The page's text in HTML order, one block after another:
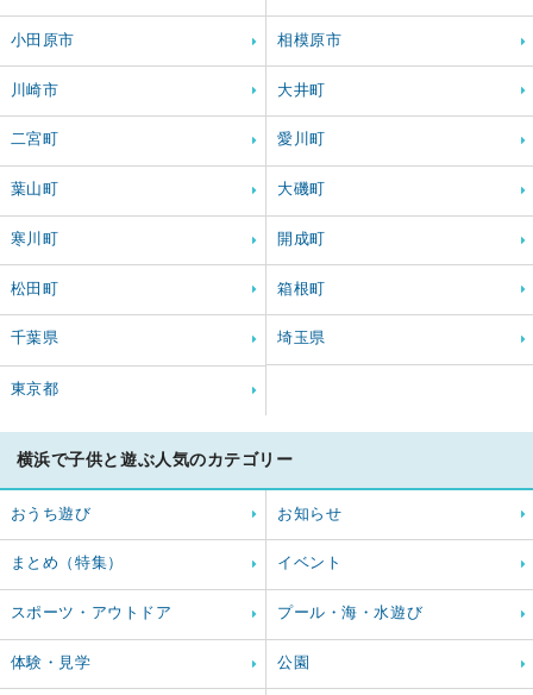
小田原市 相模原市
川崎市 大井町
二宮町 愛川町
葉山町 大磯町
寒川町 開成町
松田町 箱根町
千葉県 埼玉県
東京都
横浜で子供と遊ぶ人気のカテゴリー
おうち遊び お知らせ
まとめ（特集） イベント
スポーツ・アウトドア プール・海・水遊び
体験・見学 公園